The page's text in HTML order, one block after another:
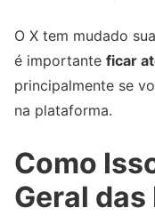
O X tem mudado
é importante ficar
principalmente se
na plataforma.
Como
Geral das